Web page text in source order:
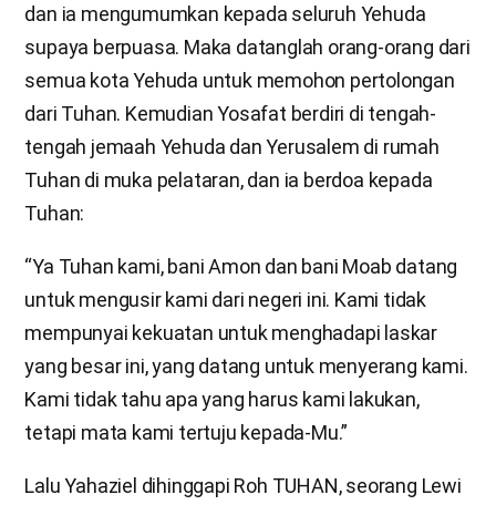
dan ia mengumumkan kepada seluruh Yehuda
supaya berpuasa. Maka datanglah orang-orang dari
semua kota Yehuda untuk memohon pertolongan
dari Tuhan. Kemudian Yosafat berdiri di tengah-
tengah jemaah Yehuda dan Yerusalem di rumah
Tuhan di muka pelataran, dan ia berdoa kepada
Tuhan:
“Ya Tuhan kami, bani Amon dan bani Moab datang
untuk mengusir kami dari negeri ini. Kami tidak
mempunyai kekuatan untuk menghadapi laskar
yang besar ini, yang datang untuk menyerang kami.
Kami tidak tahu apa yang harus kami lakukan,
tetapi mata kami tertuju kepada-Mu.”
Lalu Yahaziel dihinggapi Roh TUHAN, seorang Lewi